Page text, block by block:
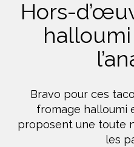
Hors-
Bravo pour ces
fromage halloumi
proposent une toute
les